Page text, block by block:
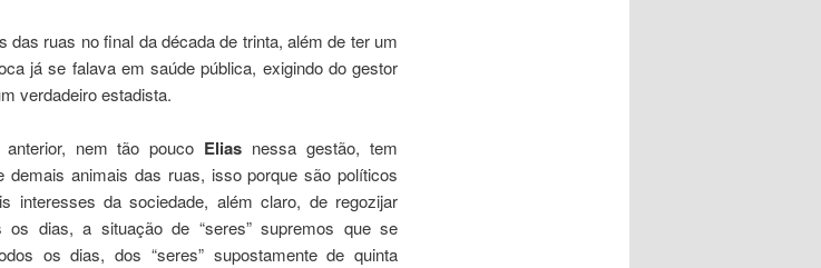
das ruas no final da década de trinta, além de ter um
já se falava em saúde pública, exigindo do gestor
verdadeiro estadista.
nem tão pouco Elias nessa gestão, tem
demais animais das ruas, isso porque são políticos
interesses da sociedade, além claro, de regozijar
os dias, a situação de “seres” supremos que se
os dias, dos “seres” supostamente de quinta